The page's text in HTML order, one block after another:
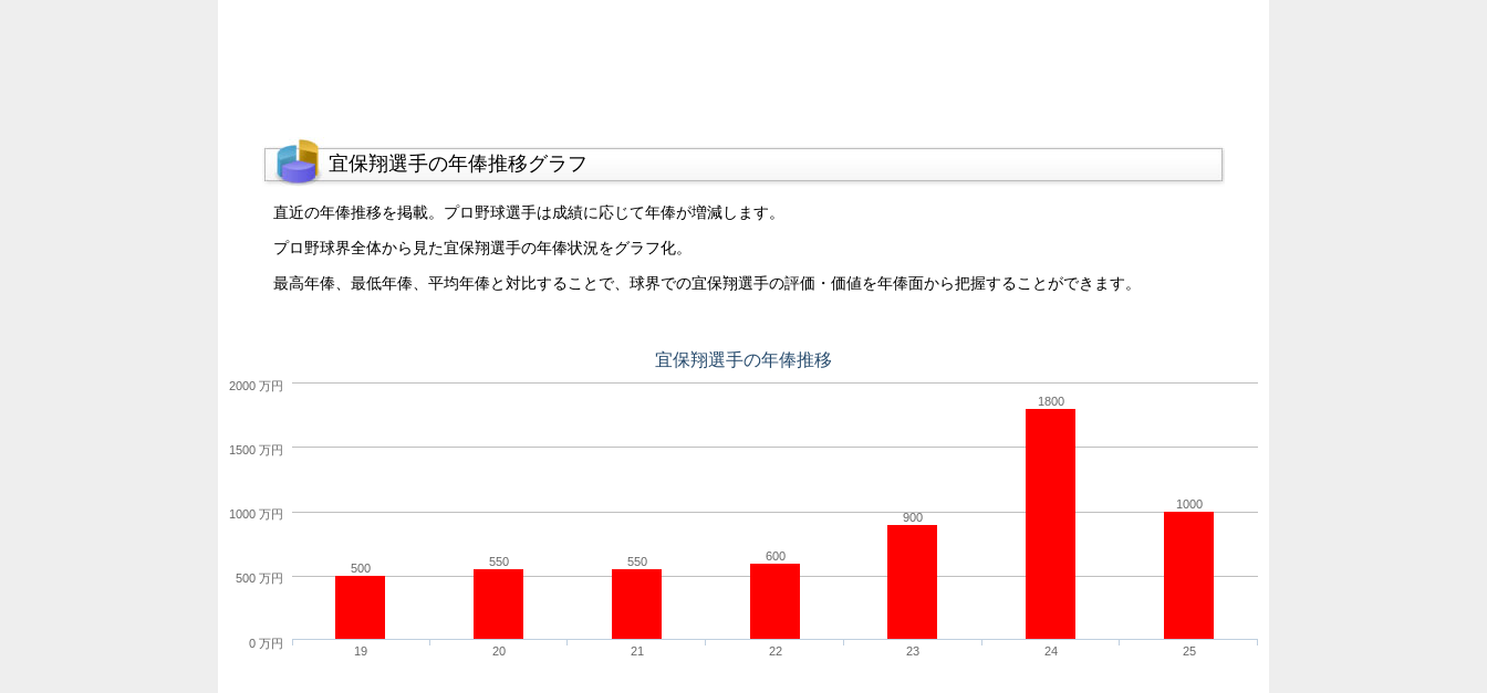
宜保翔選手の年俸推移グラフ
直近の年俸推移を掲載。プロ野球選手は成績に応じて年俸が増減します。
プロ野球界全体から見た宜保翔選手の年俸状況をグラフ化。
最高年俸、最低年俸、平均年俸と対比することで、球界での宜保翔選手の評価・価値を年俸面から把握することができます。
宜保翔選手の年俸推移
500 550 550 600
900
1800
1000
19 20 21 22 23 24 25
0 万円
500 万円
1000 万円
1500 万円
2000 万円